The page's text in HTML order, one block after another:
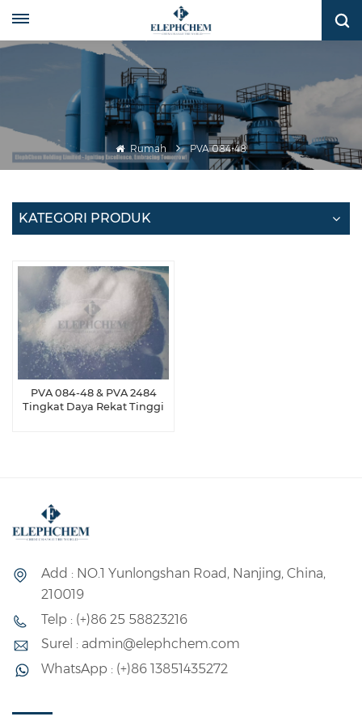
Rumah PVA 084-48
KATEGORI PRODUK
PVA 084-48 & PVA 2484
Tingkat Daya Rekat Tinggi
Add : NO.1 Yunlongshan Road, Nanjing, China,
210019
Telp : (+)86 25 58823216
Surel : admin@elephchem.com
WhatsApp : (+)86 13851435272